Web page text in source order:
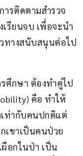
รติดตามสำรวจ
รียนจบ เพื่อจะนำ
ทางสนับสนุนต่อไป
รศึกษา ต้องทำคู่ไป
คือ ทำให้
เท่ากับคนปกติแต่
เขาเป็นคนป่วย
อกในป่า เป็น